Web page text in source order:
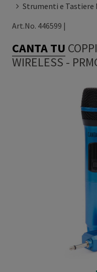
Strumenti e Tastiere
Art.No. 446599 |
CANTA TU
WIRELESS -